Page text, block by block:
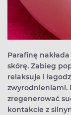
Parafinę
skórę. Zabieg
relaksuje i
zwyrodnieniami.
zregenerować
kontakcie z